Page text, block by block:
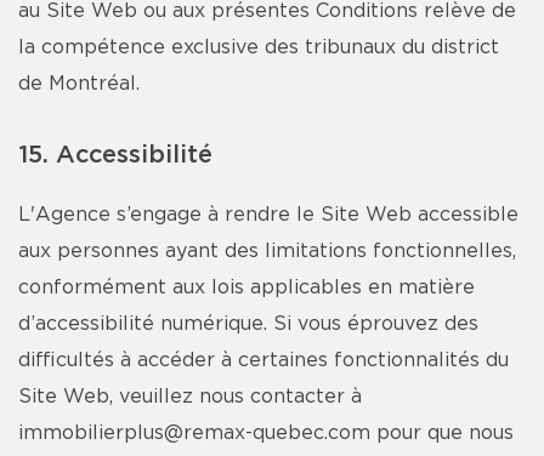
au Site Web ou aux présentes Conditions relève de
la compétence exclusive des tribunaux du district
de Montréal.
15. Accessibilité
L'Agence s’engage à rendre le Site Web accessible
aux personnes ayant des limitations fonctionnelles,
conformément aux lois applicables en matière
d’accessibilité numérique. Si vous éprouvez des
difficultés à accéder à certaines fonctionnalités du
Site Web, veuillez nous contacter à
immobilierplus@remax-quebec.com pour que nous